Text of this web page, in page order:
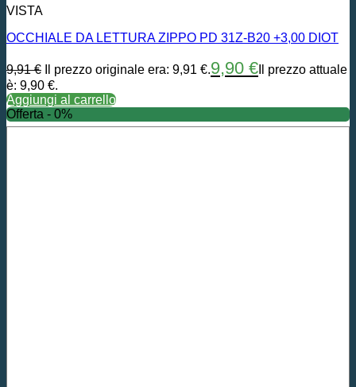
VISTA
OCCHIALE DA LETTURA ZIPPO PD 31Z-B20 +3,00 DIOT
9,91€ Il prezzo originale era: 9,91 €.9,90 € Il prezzo attuale
è: 9,90 €.
Aggiungi al carrello
Offerta - 0%